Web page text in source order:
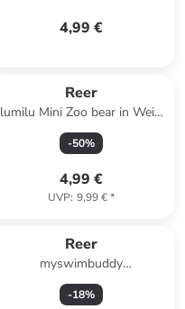
4,99 €
Reer
lumilu Mini Zoo bear in Weiß
ab 0 Monate
-50%
4,99 €
UVP: 9,99 €*
Reer
myswimbuddy
Schwimmflügel in Rot ab 12
Monate
-18%